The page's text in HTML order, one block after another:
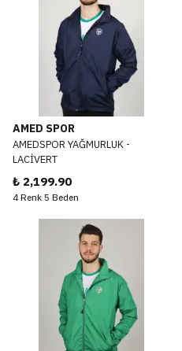
AMED SPOR
AMEDSPOR YAĞMURLUK -
LACİVERT
₺ 2,199.90
4 Renk 5 Beden